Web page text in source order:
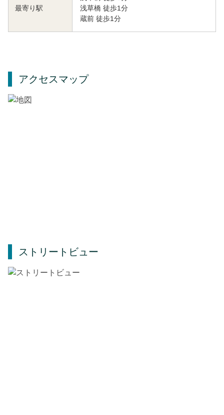
最寄り駅
浅草橋 徒歩1分
蔵前 徒歩1分
アクセスマップ
ストリートビュー